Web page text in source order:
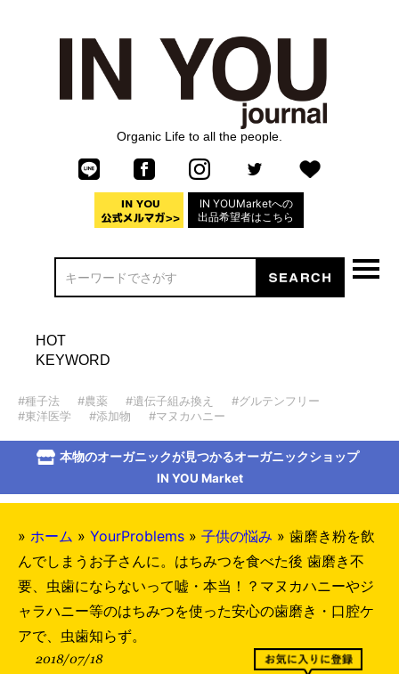
Organic Life to all the people.
IN YOUMarketへの
出品希望者はこちら
HOT
KEYWORD
#種子法 #農薬 #遺伝子組み換え
#グルテンフリー
#東洋医学
#添加物 #マヌカハニー
本物のオーガニックが見つかるオーガニックショップ
IN YOU Market
» ホーム » YourProblems » 子供の悩み » 歯磨き粉を飲
んでしまうお子さんに。はちみつを食べた後 歯磨き不
要、虫歯にならないって嘘・本当！？マヌカハニーやジ
ャラハニー等のはちみつを使った安心の歯磨き・口腔ケ
アで、虫歯知らず。
2018/07/18